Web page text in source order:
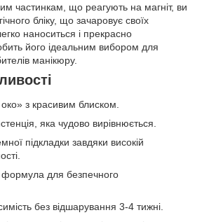
частинкам, що реагують на магніт, ви
бліку, що зачаровує своїх
наноситься і прекрасно
його ідеальним вибором для
манікюру.
з красивим блиском.
яка чудово вирівнюється.
підкладки завдяки високій
формула для безпечного
без відшарування 3-4 тижні.